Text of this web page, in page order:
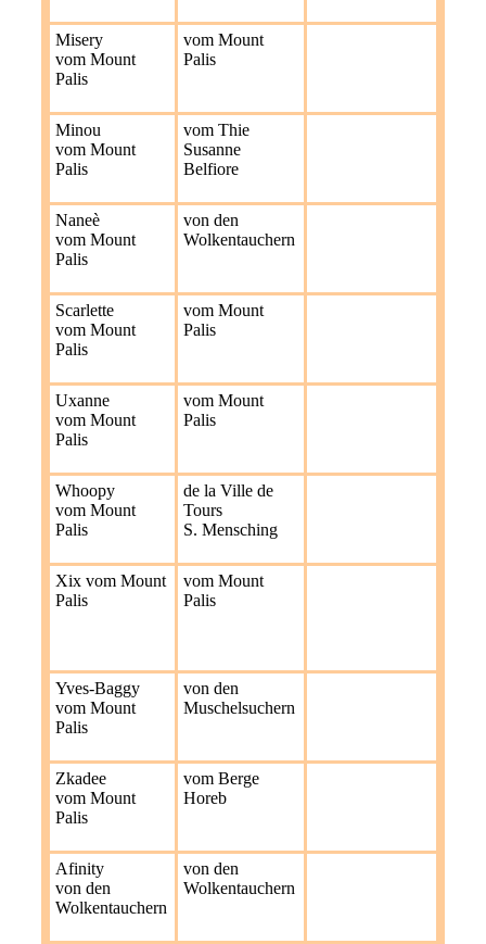
Misery
vom Mount
Palis
vom Mount
Palis
Minou
vom Mount
Palis
vom Thie
Susanne
Belfiore
Naneè
vom Mount
Palis
von den
Wolkentauchern
Scarlette
vom Mount
Palis
vom Mount
Palis
Uxanne
vom Mount
Palis
vom Mount
Palis
Whoopy
vom Mount
Palis
de la Ville de
Tours
S. Mensching
Xix vom Mount
Palis
vom Mount
Palis
Yves-Baggy
vom Mount
Palis
von den
Muschelsuchern
Zkadee
vom Mount
Palis
vom Berge
Horeb
Afinity
von den
Wolkentauchern
von den
Wolkentauchern